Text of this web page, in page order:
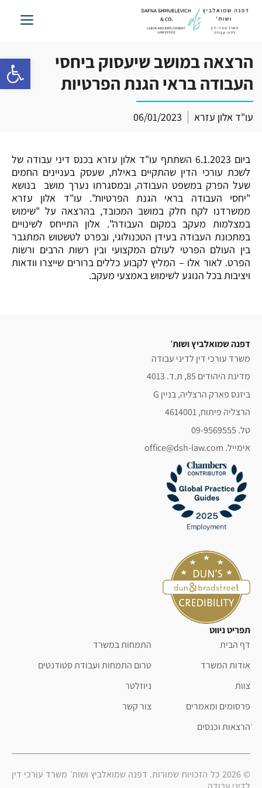
פתח
דלג
הרצאה במושב שיעסוק ביחסי
העבודה בראי הגנת הפרטיות
עו"ד אלון עזרא 06/01/2023
ביום 6.1.2023 השתתף עו"ד אלון עזרא בכנס דיני עבודה של
לשכת עורכי הדין שהתקיים באילת, שעסק בעניינים החמים
שעל הפרק במשפט העבודה, ובמסגרתו נערך מושב בנושא
"יחסי העבודה בראי הגנת הפרטיות". עו"ד אלון עזרא
ממשרדנו לקח חלק במושב המכובד, בהרצאה על "שימוש
במצלמות מעקב במקום העבודה". אלון התייחס לשינויים
במתכונת העבודה בעידן הטכנולוגי, ובפרט לטשטוש המתגבר
בין העולם הפרטי לעולם המקצועי ובין רשות הרבים ורשות
הפרט. לאור אלו – המליץ לקבוע כללים ברורים שייצרו וודאות
ויציבות בכל הנוגע לשימוש באמצעי מעקב.
דפנה שמואלביץ ושות׳
משרד עורכי דין לדיני עבודה
מדינת היהודים 85, ת.ד. 4013
ביזנס פארק הרצליה, בניין G
הרצליה פיתוח, 4614001
טל. 09-9569555
אימייל. office@dsh-law.com
תפריט ניווט
דף הבית
אודות המשרד
צוות
פרסומים ומאמרים
ֿהרצאות וכנסים
התמחות במשרד
טרום התמחות ועבודת סטודנטים
ניוזלטר
צור קשר
© 2026 כל הזכויות שמורות. דפנה שמואלביץ ושות׳ משרד עורכי דין